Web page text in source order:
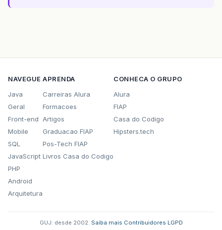
NAVEGUE
Java
Geral
Front-end
Mobile
SQL
JavaScript
PHP
Android
Arquitetura
APRENDA
Carreiras Alura
Formacoes
Artigos
Graduacao FIAP
Pos-Tech FIAP
Livros Casa do Codigo
CONHECA O GRUPO
Alura
FIAP
Casa do Codigo
Hipsters.tech
GUJ: desde 2002. Saiba mais Contribuidores LGPD